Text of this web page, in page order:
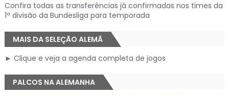
Confira todas as transferências já confirmadas nos times da
1ª divisão da Bundesliga para temporada
MAIS DA SELEÇÃO ALEMÃ
► Clique e veja a agenda completa de jogos
PALCOS NA ALEMANHA